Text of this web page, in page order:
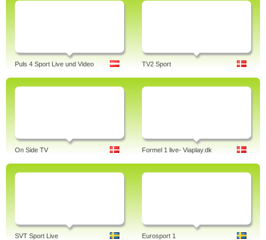
Puls 4 Sport Live und Video TV2 Sport
On Side TV Formel 1 live- Viaplay.dk
SVT Sport Live Eurosport 1